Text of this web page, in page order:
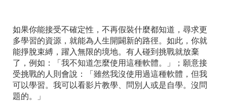
如果你能接受不確定性，不再假裝什麼都知道，尋求更
多學習的資源，就能為人生開闢新的路徑。如此，你就
能掙脫束縛，躍入無限的境地。有人碰到挑戰就放棄
了，例如：「我不知道怎麼使用這種軟體。」；願意接
受挑戰的人則會說：「雖然我沒使用過這種軟體，但我
可以學習。我可以看影片教學、問別人或是自學。沒問
題的。」